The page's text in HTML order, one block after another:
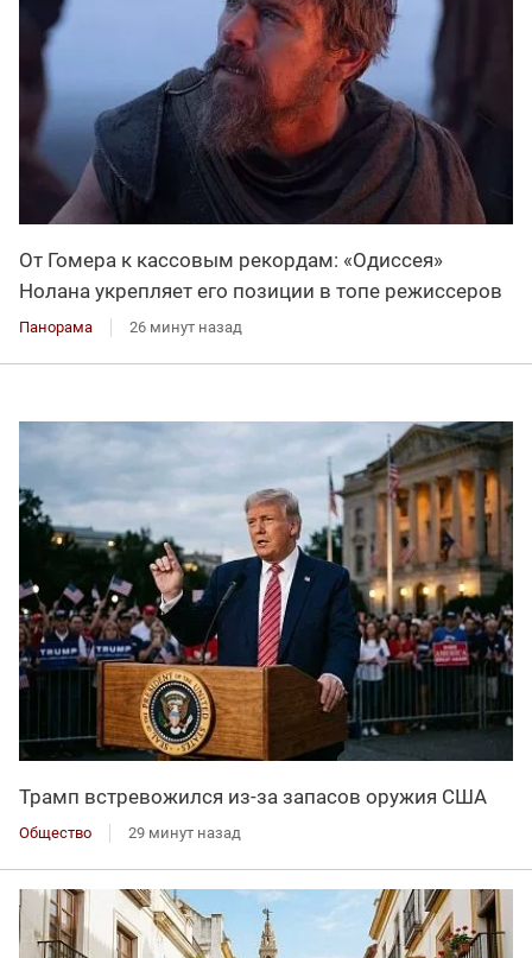
От Гомера к кассовым рекордам: «Одиссея»
Нолана укрепляет его позиции в топе режиссеров
Панорама 26 минут назад
Трамп встревожился из-за запасов оружия США
Общество 29 минут назад